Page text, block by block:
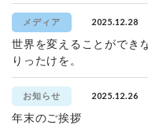
メディア 2025.12.28
世界を変えることができ
りったけを。
お知らせ 2025.12.26
年末のご挨拶